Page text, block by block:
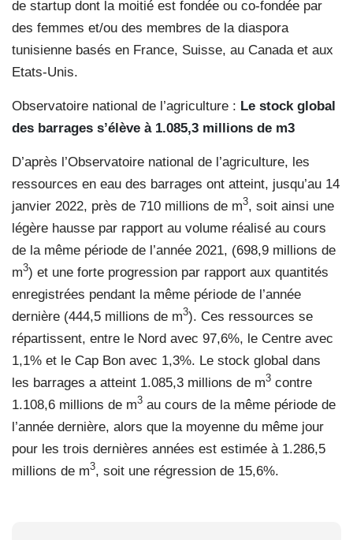
de startup dont la moitié est fondée ou co-fondée par
des femmes et/ou des membres de la diaspora
tunisienne basés en France, Suisse, au Canada et aux
Etats-Unis.
Observatoire national de l’agriculture : Le stock global
des barrages s’élève à 1.085,3 millions de m3
D’après l’Observatoire national de l’agriculture, les
ressources en eau des barrages ont atteint, jusqu’au 14
janvier 2022, près de 710 millions de m3, soit ainsi une
légère hausse par rapport au volume réalisé au cours
de la même période de l’année 2021, (698,9 millions de
m3) et une forte progression par rapport aux quantités
enregistrées pendant la même période de l’année
dernière (444,5 millions de m3). Ces ressources se
répartissent, entre le Nord avec 97,6%, le Centre avec
1,1% et le Cap Bon avec 1,3%. Le stock global dans
les barrages a atteint 1.085,3 millions de m3 contre
1.108,6 millions de m3 au cours de la même période de
l’année dernière, alors que la moyenne du même jour
pour les trois dernières années est estimée à 1.286,5
millions de m3, soit une régression de 15,6%.